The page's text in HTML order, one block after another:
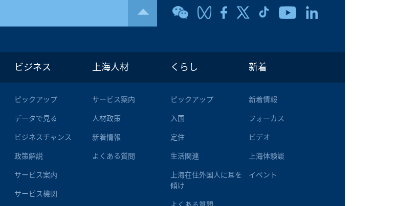
ビジネス
ピックアップ
データで見る
ビジネスチャンス
政策解説
サービス案内
サービス機関
上海人材
サービス案内
人材政策
新着情報
よくある質問
くらし
ピックアップ
入国
定住
生活関連
上海在住外国人に耳を
傾け
新着
新着情報
フォーカス
ビデオ
上海体験談
イベント